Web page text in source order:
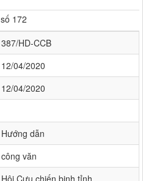
172
387/HD-CCB
12/04/2020
12/04/2020
Hướng dẫn
công văn